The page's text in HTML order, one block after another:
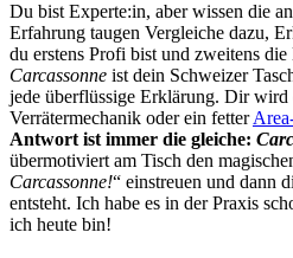
Du bist Experte:in, aber wissen die
Erfahrung taugen Vergleiche dazu,
du erstens Profi bist und zweitens
Carcassonne ist dein Schweizer
jede überflüssige Erklärung. Dir wird
Verrätermechanik oder ein fetter
Antwort ist immer die gleiche:
übermotiviert am Tisch den
Carcassonne!“ einstreuen und dann
entsteht. Ich habe es in der Praxis
ich heute bin!